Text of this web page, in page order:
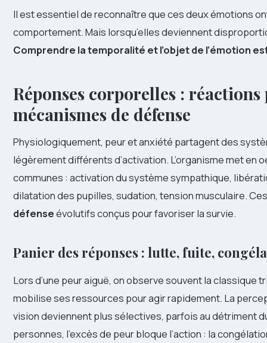
Il est essentiel de reconnaître que ces deux émotions
comportement. Mais lorsqu’elles deviennent
Comprendre la temporalité et l’objet de l’émotion
Réponses corporelles :
mécanismes de défense
Physiologiquement, peur et anxiété partagent des
légèrement différents d’activation. L’organisme met en
communes : activation du système sympathique,
dilatation des pupilles, sudation, tension musculaire.
défenseévolutifs conçus pour favoriser la survie.
Panier des réponses : lutte, fuite,
Lors d’une peur aiguë, on observe souvent la classique
mobilise ses ressources pour agir rapidement. La
vision deviennent plus sélectives, parfois au détriment
personnes, l’excès de peur bloque l’action : la